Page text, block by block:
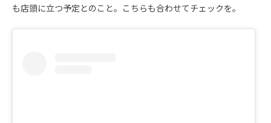
も店頭に立つ予定とのこと。こちらも合わせてチェックを。